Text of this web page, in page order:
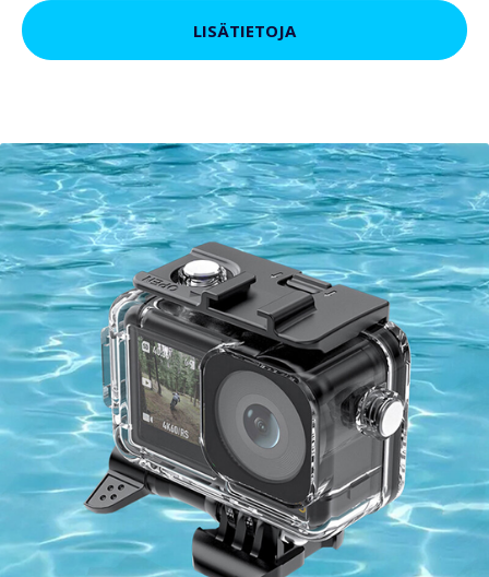
LISÄTIETOJA